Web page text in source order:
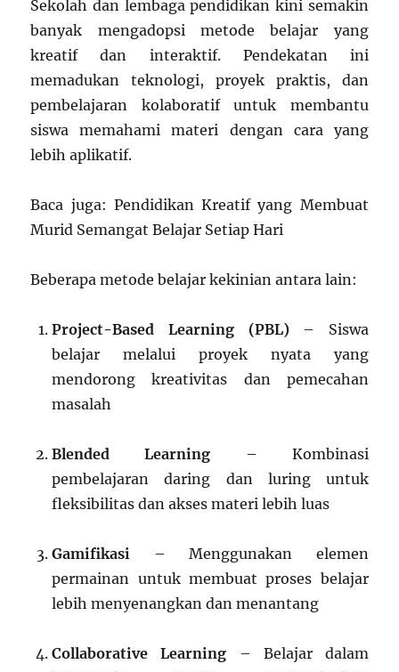
Sekolah dan lembaga pendidikan kini semakin
banyak mengadopsi metode belajar yang
kreatif dan interaktif. Pendekatan ini
memadukan teknologi, proyek praktis, dan
pembelajaran kolaboratif untuk membantu
siswa memahami materi dengan cara yang
lebih aplikatif.
Baca juga: Pendidikan Kreatif yang Membuat
Murid Semangat Belajar Setiap Hari
Beberapa metode belajar kekinian antara lain:
Project-Based Learning (PBL)– Siswa
belajar melalui proyek nyata yang
mendorong kreativitas dan pemecahan
masalah
Blended Learning – Kombinasi
pembelajaran daring dan luring untuk
fleksibilitas dan akses materi lebih luas
Gamifikasi
– Menggunakan elemen
permainan untuk membuat proses belajar
lebih menyenangkan dan menantang
Collaborative Learning – Belajar dalam